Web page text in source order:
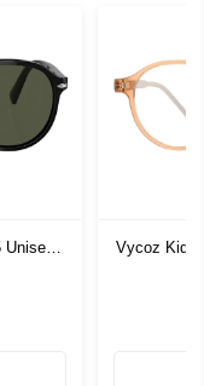
Vycoz Kids